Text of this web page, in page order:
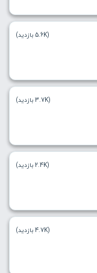
(5.6K بازدید)
(3.7K بازدید)
(2.4K بازدید)
(4.7K بازدید)